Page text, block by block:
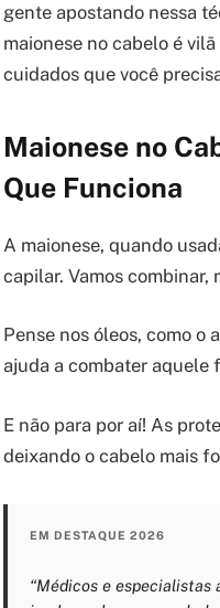
gente apostando nessa
maionese no cabelo é
cuidados que você
Maionese no
Que Funciona
A maionese, quando
capilar. Vamos
Pense nos óleos, como o
ajuda a combater aquele
E não para por aí! As
deixando o cabelo mais
EM DESTAQUE 2026
“Médicos e especialistas